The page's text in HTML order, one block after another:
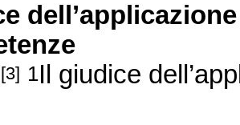
[3] 1Il giudice